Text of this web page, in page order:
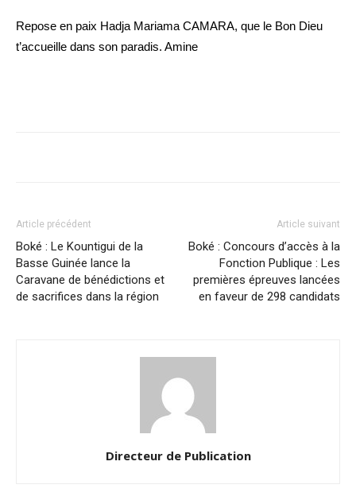
Repose en paix Hadja Mariama CAMARA, que le Bon Dieu
t’accueille dans son paradis. Amine
Article précédent
Boké : Le Kountigui de la
Basse Guinée lance la
Caravane de bénédictions et
de sacrifices dans la région
Article suivant
Boké : Concours d’accès à la
Fonction Publique : Les
premières épreuves lancées
en faveur de 298 candidats
Directeur de Publication